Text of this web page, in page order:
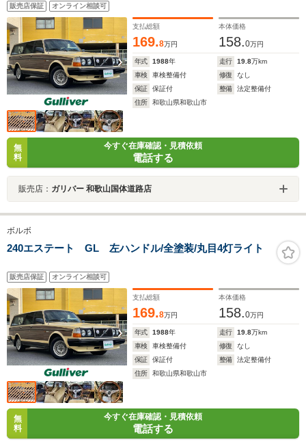
販売店保証 オンライン相談可
支払総額
169.8万円
本体価格
158.0万円
年式 1988年 走行 19.8万km
車検
車検整備付 修復
なし
保証
保証付 整備
法定整備付
住所
和歌山県和歌山市
無
料
今すぐ在庫確認・見積依頼
電話する
販売店： ガリバー 和歌山国体道路店
ボルボ
240エステート GL 左ハンドル/全塗装/丸目4灯ライト
販売店保証 オンライン相談可
支払総額
169.8万円
本体価格
158.0万円
年式 1988年 走行 19.8万km
車検
車検整備付 修復
なし
保証
保証付 整備
法定整備付
住所
和歌山県和歌山市
無
料
今すぐ在庫確認・見積依頼
電話する